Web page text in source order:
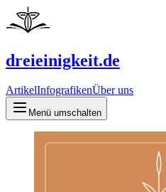
dreieinigkeit.de
ArtikelInfografikenÜber uns
Menü umschalten